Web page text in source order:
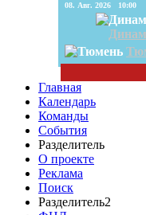
08. Авг. 2026 10:00
Главная
Календарь
Команды
События
Разделитель
О проекте
Реклама
Поиск
Разделитель2